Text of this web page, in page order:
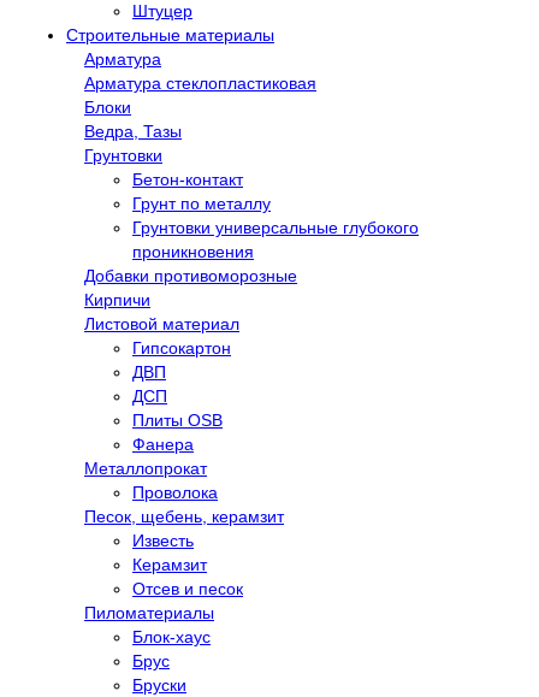
Штуцер
Строительные материалы
Арматура
Арматура стеклопластиковая
Блоки
Ведра, Тазы
Грунтовки
Бетон-контакт
Грунт по металлу
Грунтовки универсальные глубокого
проникновения
Добавки противоморозные
Кирпичи
Листовой материал
Гипсокартон
ДВП
ДСП
Плиты OSB
Фанера
Металлопрокат
Проволока
Песок, щебень, керамзит
Известь
Керамзит
Отсев и песок
Пиломатериалы
Блок-хаус
Брус
Бруски